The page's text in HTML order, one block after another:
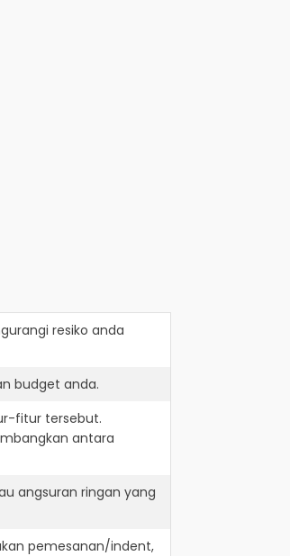
resiko anda
budget anda.
fitur tersebut.
antara
angsuran ringan yang
pemesanan/indent,